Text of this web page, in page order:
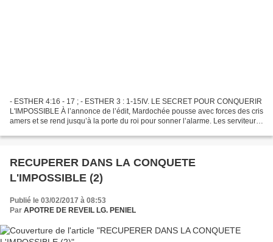
- ESTHER 4:16 - 17 ; - ESTHER 3 : 1-15IV. LE SECRET POUR CONQUERIR
L'IMPOSSIBLE À l’annonce de l’édit, Mardochée pousse avec forces des cris
amers et se rend jusqu’à la porte du roi pour sonner l’alarme. Les serviteurs
RECUPERER DANS LA CONQUETE
L'IMPOSSIBLE (2)
Publié le 03/02/2017 à 08:53
Par APOTRE DE REVEIL LG. PENIEL